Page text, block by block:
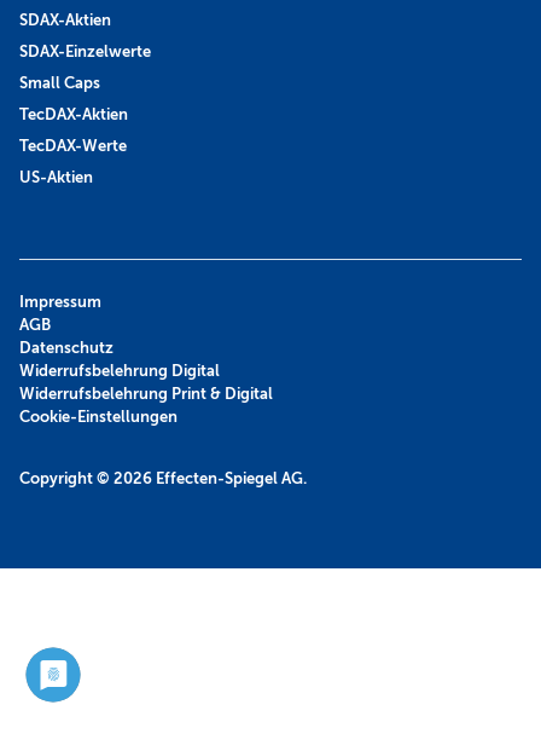
SDAX-Aktien
SDAX-Einzelwerte
Small Caps
TecDAX-Aktien
TecDAX-Werte
US-Aktien
Copyright © 2026 Effecten-Spiegel AG.
Impressum
AGB
Datenschutz
Widerrufsbelehrung Digital
Widerrufsbelehrung Print & Digital
Cookie-Einstellungen